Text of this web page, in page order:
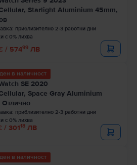
Starlight Aluminium 45mm,
приблизително 2-3 работни дни
с 0% лихва
/ 57499 ЛВ
в наличност
SE 2020
Space Gray Aluminium
приблизително 2-3 работни дни
с 0% лихва
/ 30118 ЛВ
в наличност